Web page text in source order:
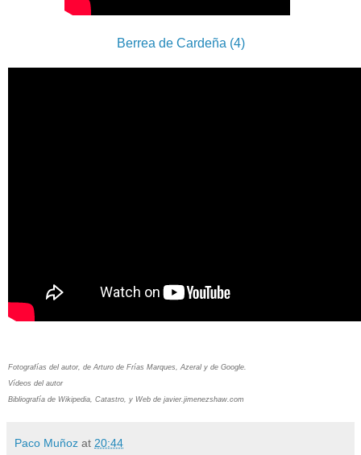
Berrea de Cardeña (4)
Fotografías del autor, de Arturo de Frías Marques, Azeral y de Google.
Vídeos del autor
Bibliografía de Wikipedia, Catastro, y Web de javier.jimenezshaw.com
Paco Muñoz at 20:44